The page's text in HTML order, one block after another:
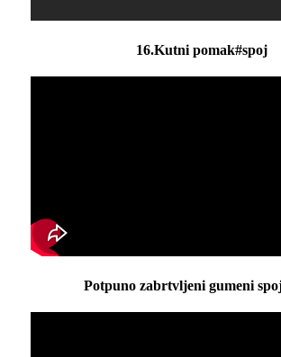
16.Kutni pomak#spoj
Potpuno zabrtvljeni gumeni